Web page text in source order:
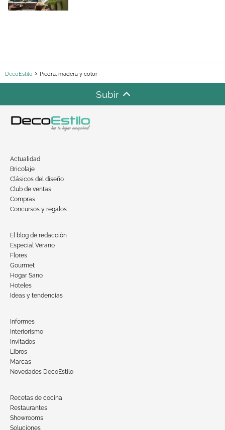
DecoEstilo Piedra, madera y color
Subir
Actualidad
Bricolaje
Clásicos del diseño
Club de ventas
Compras
Concursos y regalos
El blog de redacción
Especial Verano
Flores
Gourmet
Hogar Sano
Hoteles
Ideas y tendencias
Informes
Interiorismo
Invitados
Libros
Marcas
Novedades DecoEstilo
Recetas de cocina
Restaurantes
Showrooms
Soluciones